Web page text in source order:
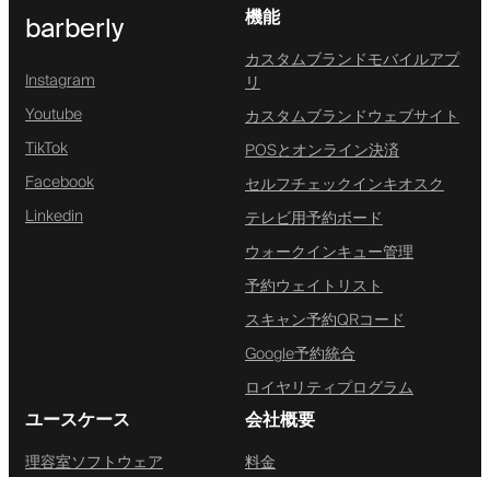
barberly
Instagram
Youtube
TikTok
Facebook
Linkedin
機能
カスタムブランドモバイルアプ
リ
カスタムブランドウェブサイト
POSとオンライン決済
セルフチェックインキオスク
テレビ用予約ボード
ウォークインキュー管理
予約ウェイトリスト
スキャン予約QRコード
Google予約統合
ロイヤリティプログラム
ユースケース
理容室ソフトウェア
会社概要
料金